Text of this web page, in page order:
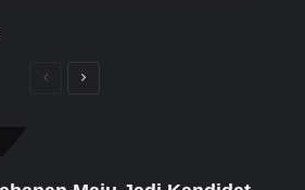
PreviousNext